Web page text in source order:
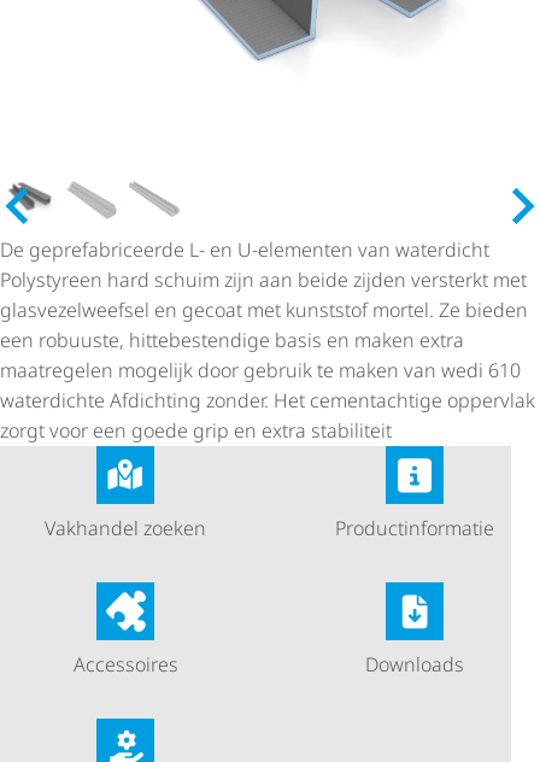
De gepre­fa­bri­ceerde L- en U-elementen van waterdicht
Polystyreen hard schuim zijn aan beide zijden versterkt met
glas­ve­zel­weefsel en gecoat met kunststof mortel. Ze bieden
een robuuste, hitte­be­sten­dige basis en maken extra
maatregelen mogelijk door gebruik te maken van wedi 610
waterdichte Afdichting zonder. Het cementachtige oppervlak
zorgt voor een goede grip en extra stabiliteit
Vakhandel zoeken Product­in­for­matie
Accessoires Downloads